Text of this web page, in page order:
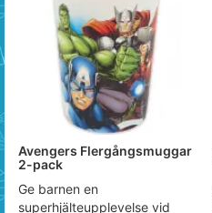
Avengers Flergångsmuggar
2-pack
Ge barnen en
superhjälteupplevelse vid